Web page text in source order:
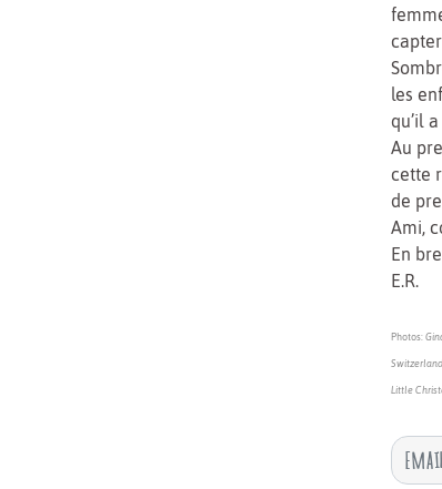
les
qu’il
Au
cette
de
Ami,
En
E.R.
Photos:
Switzerland
Little